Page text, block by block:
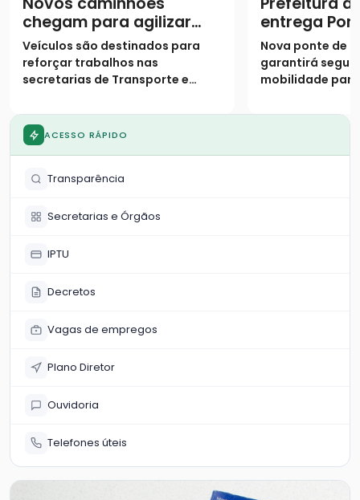
chegam para agilizar
obras e manutenção na
cidade
Veículos são destinados para
reforçar trabalhos nas
secretarias de Transporte e
entrega
Ribeirão
Nova ponte de
garantirá
mobilidade
ACESSO RÁPIDO
Transparência
Secretarias e Órgãos
IPTU
Decretos
Vagas de empregos
Plano Diretor
Ouvidoria
Telefones úteis